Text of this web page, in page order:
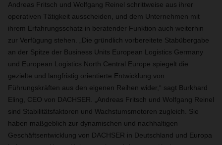
Andreas Fritsch und Wolfgang Reinel schrittweise aus ihrer
operativen Tätigkeit ausscheiden, und dem Unternehmen mit
ihrem Erfahrungsschatz in beratender Funktion auch weiterhin
zur Verfügung stehen. „Die gründlich vorbereitete Stabübergabe
an der Spitze der Business Units European Logistics Germany
und European Logistics North Central Europe spiegelt die
gezielte und langfristig orientierte Entwicklung von
Führungskräften aus den eigenen Reihen wider,“ sagt Burkhard
Eling, CEO von DACHSER. „Andreas Fritsch und Wolfgang Reinel
sind Stabilitätsfaktoren und Wachstumsmotoren zugleich. Sie
haben maßgeblich zur dynamischen und nachhaltigen
Geschäftsentwicklung von DACHSER in Deutschland und Europa